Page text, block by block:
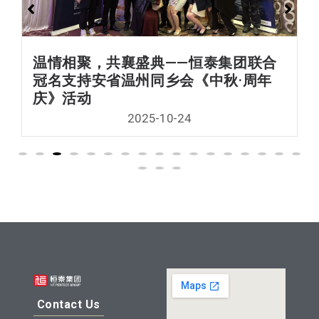
温情相聚，共襄盛典——恒泰集团联合
冠名支持安省温州同乡会《中秋·周年
庆》活动
2025-10-24
Contact Us